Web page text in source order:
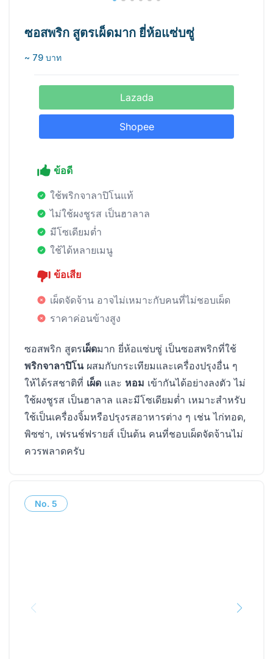
ซอสพริก สูตรเผ็ดมาก ยี่ห้อแซ่บซู่
~ 79 บาท
Lazada
Shopee
ข้อดี
ใช้พริกจาลาปิโนแท้
ไม่ใช้ผงชูรส เป็นฮาลาล
มีโซเดียมต่ำ
ใช้ได้หลายเมนู
ข้อเสีย
เผ็ดจัดจ้าน อาจไม่เหมาะกับคนที่ไม่ชอบเผ็ด
ราคาค่อนข้างสูง
ซอสพริก สูตรเผ็ดมาก ยี่ห้อแซ่บซู่ เป็นซอสพริกที่ใช้
พริกจาลาปิโนผสมกับกระเทียมและเครื่องปรุงอื่น ๆ
ให้ได้รสชาติที่ เผ็ด และ หอม เข้ากันได้อย่างลงตัว ไม่
ใช้ผงชูรส เป็นฮาลาล และมีโซเดียมต่ำ เหมาะสำหรับ
ใช้เป็นเครื่องจิ้มหรือปรุงรสอาหารต่าง ๆ เช่น ไก่ทอด,
พิซซ่า, เฟรนช์ฟรายส์ เป็นต้น คนที่ชอบเผ็ดจัดจ้านไม่
ควรพลาดครับ
No. 5